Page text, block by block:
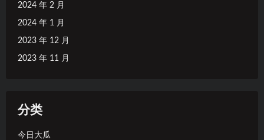
2024 年 2 月
2024 年 1 月
2023 年 12 月
2023 年 11 月
分类
今日大瓜